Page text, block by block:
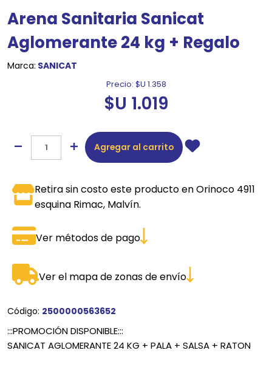
Arena Sanitaria Sanicat
Aglomerante 24 kg + Regalo
Marca: SANICAT
Precio: $U 1.358
$U 1.019
Agregar al carrito
Retira sin costo este producto en Orinoco 4911
esquina Rimac, Malvín.
Ver métodos de pago
Ver el mapa de zonas de envío
Código: 2500000563652
:::PROMOCIÓN DISPONIBLE:::
SANICAT AGLOMERANTE 24 KG + PALA + SALSA + RATON